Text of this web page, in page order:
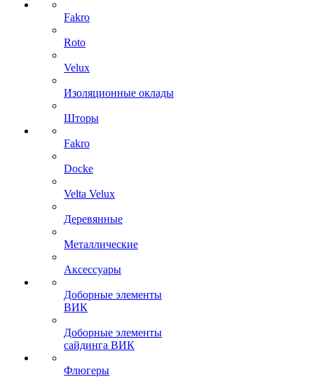
Fakro
Roto
Velux
Изоляционные оклады
Шторы
Fakro
Docke
Velta Velux
Деревянные
Металлические
Аксессуары
Доборные элементы
ВИК
Доборные элементы
сайдинга ВИК
Флюгеры